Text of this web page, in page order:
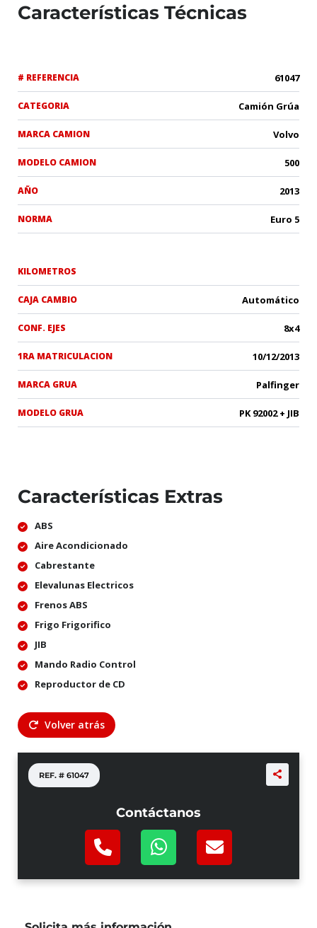
Características Técnicas
# REFERENCIA 61047
CATEGORIA Camión Grúa
MARCA CAMION Volvo
MODELO CAMION 500
AÑO 2013
NORMA Euro 5
KILOMETROS
CAJA CAMBIO Automático
CONF. EJES 8x4
1RA MATRICULACION 10/12/2013
MARCA GRUA Palfinger
MODELO GRUA PK 92002 + JIB
Características Extras
ABS
Aire Acondicionado
Cabrestante
Elevalunas Electricos
Frenos ABS
Frigo Frigorifico
JIB
Mando Radio Control
Reproductor de CD
Volver atrás
REF. # 61047
Contáctanos